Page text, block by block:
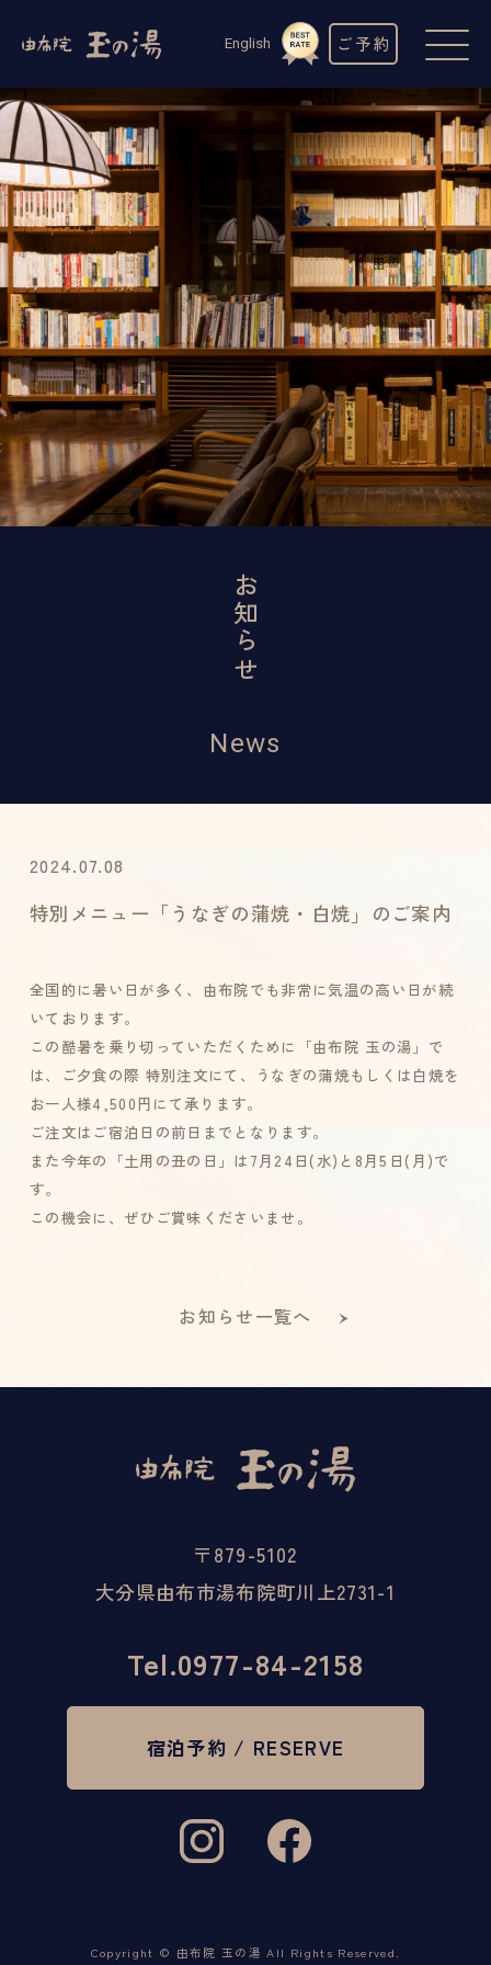
English ご予約
お知らせ
News
2024.07.08
特別メニュー「うなぎの蒲焼・白焼」のご案内
全国的に暑い日が多く、由布院でも非常に気温の高い日が続
いております。
この酷暑を乗り切っていただくために「由布院 玉の湯」で
は、ご夕食の際 特別注文にて、うなぎの蒲焼もしくは白焼を
お一人様4,500円にて承ります。
ご注文はご宿泊日の前日までとなります。
また今年の「土用の丑の日」は7月24日(水)と8月5日(月)で
す。
この機会に、ぜひご賞味くださいませ。
お知らせ一覧へ
〒879-5102
大分県由布市湯布院町川上2731-1
Tel.0977-84-2158
宿泊予約 / RESERVE
Copyright © 由布院 玉の湯 All Rights Reserved.